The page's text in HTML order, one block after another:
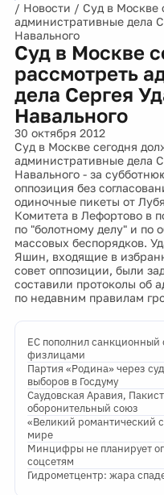
/ Новости / Суд в Москве
административные дела
Навального
Суд в Москве
рассмотреть
дела Сергея
Навального
30 октября 2012
Суд в Москве сегодня
административные дела
Навального - за
оппозиция без
одиночные пикеты от
Комитета в Лефортово в
по "болотному делу" и по
массовых беспорядков.
Яшин, входящие в
совет оппозиции, были
составили протоколы об
по недавним правилам
ЕС пополнил санкционный
физлицами
Партия «Родина» через
выборов в Госдуму
Саудовская Аравия,
оборонительный союз
«Великий романтический
мире
Минцифры не планирует
соцсетям
Гидрометцентр: жара